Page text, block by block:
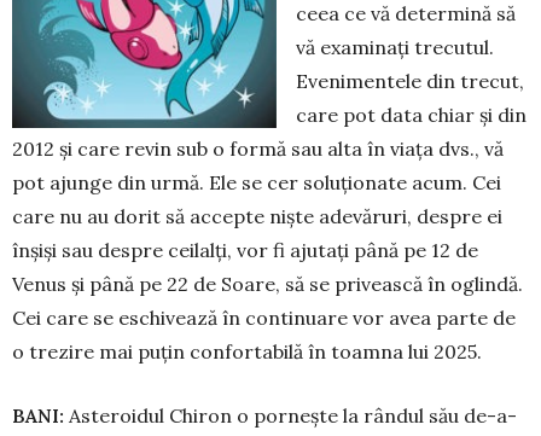
ceea ce vă deter­mină să
vă examinați trecutul.
Evenimentele din trecut,
care pot data chiar și din
2012 și care revin sub o formă sau alta în viața dvs., vă
pot ajunge din urmă. Ele se cer soluțio­nate acum. Cei
care nu au dorit să accepte niște adevăruri, despre ei
înșiși sau despre ceilalți, vor fi ajutați până pe 12 de
Venus și până pe 22 de Soare, să se privească în oglindă.
Cei care se eschivează în continuare vor avea parte de
o trezire mai puțin confortabilă în toamna lui 2025.
BANI: Asteroidul Chiron o pornește la rândul său de-a-